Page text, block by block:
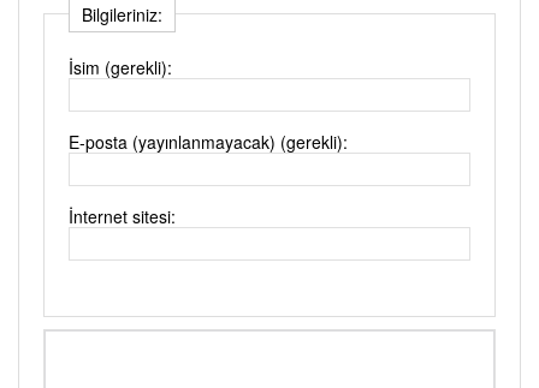
Bilgileriniz:
İsim (gerekli):
E-posta (yayınlanmayacak) (gerekli):
İnternet sitesi: